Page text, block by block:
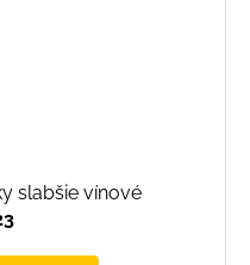
slabšie vínové